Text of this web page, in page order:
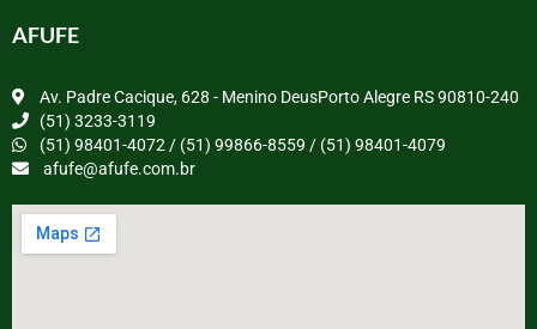
AFUFE
Av. Padre Cacique, 628 - Menino DeusPorto Alegre RS 90810-240
(51) 3233-3119
(51) 98401-4072 / (51) 99866-8559 / (51) 98401-4079
afufe@afufe.com.br